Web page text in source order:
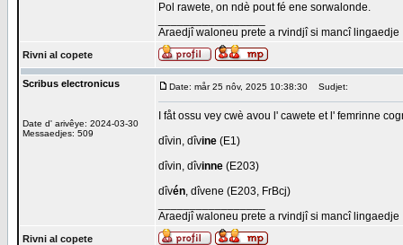
Pol rawete, on ndè pout fé ene sorwalonde.
Araedjî waloneu prete a rvindjî si mancî lingaedje
Rivni al copete
Scribus electronicus
Date d' arivêye: 2024-03-30
Messaedjes: 509
Date: mår 25 nôv, 2025 10:38:30 Sudjet:
I fåt ossu vey cwè avou l' cawete et l' femrinne
dîvin, dîvine (E1)
dîvin, dîvinne (E203)
dîvén, dîvene (E203, FrBcj)
Araedjî waloneu prete a rvindjî si mancî lingaedje
Rivni al copete